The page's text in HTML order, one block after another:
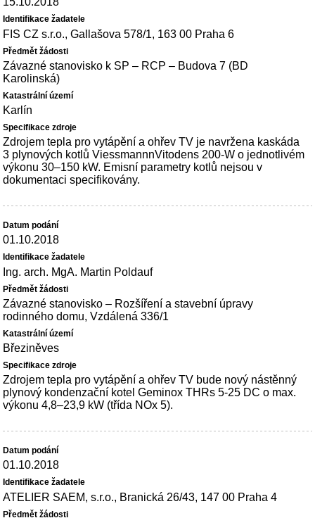
FIS CZ s.r.o., Gallašova 578/1, 163 00 Praha 6
Závazné stanovisko k SP – RCP – Budova 7 (BD
Karolinská)
Karlín
Zdrojem tepla pro vytápění a ohřev TV je navržena kaskáda
3 plynových kotlů ViessmannnVitodens 200-W o jednotlivém
výkonu 30–150 kW. Emisní parametry kotlů nejsou v
dokumentaci specifikovány.
01.10.2018
Ing. arch. MgA. Martin Poldauf
Závazné stanovisko – Rozšíření a stavební úpravy
rodinného domu, Vzdálená 336/1
Březiněves
Zdrojem tepla pro vytápění a ohřev TV bude nový nástěnný
plynový kondenzační kotel Geminox THRs 5-25 DC o max.
výkonu 4,8–23,9 kW (třída NOx 5).
01.10.2018
ATELIER SAEM, s.r.o., Branická 26/43, 147 00 Praha 4